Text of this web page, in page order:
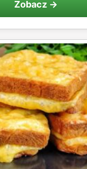
Zobacz →